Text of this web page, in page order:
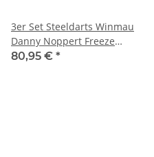
3er Set Steeldarts Winmau
Danny Noppert Freeze
Edition
80,95 € *